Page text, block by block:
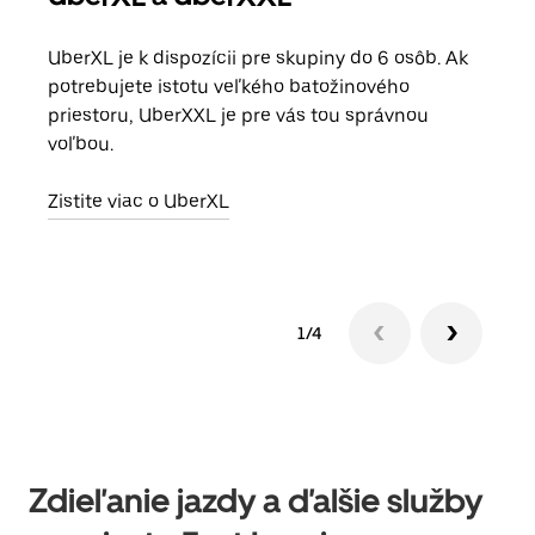
UberXL je k dispozícii pre skupiny do 6 osôb. Ak
potrebujete istotu veľkého batožinového
priestoru, UberXXL je pre vás tou správnou
voľbou.
Zistite viac o UberXL
1/4
Zdieľanie jazdy a ďalšie služby